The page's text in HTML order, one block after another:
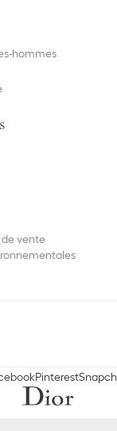
hommes
vente
Pinterest